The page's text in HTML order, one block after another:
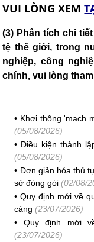
VUI LÒNG XEM
(3) Phân tích chi
tệ thế giới, trong
nghiệp, công
chính, vui lòng
• Khơi thông 'mạch
(05/08/2026)
•Điều kiện thành
(05/08/2026)
• Đơn giản hóa thủ
sở đóng gói (02/08/
•Quy định mới về
cảng (23/07/2026)
• Quy định mới
(23/07/2026)